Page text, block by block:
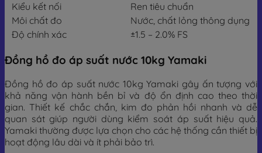
Kiểu kết nối
Ren tiêu chuẩn
Môi chất đo
Nước, chất lỏng thông dụng
Độ chính xác
±1.5 – 2.0% FS
Đồng hồ đo áp suất nước 10kg Yamaki
Đồng hồ đo áp suất nước 10kg Yamaki gây ấn tượng với
khả năng vận hành bền bỉ và độ ổn định cao theo thời
gian. Thiết kế chắc chắn, kim đo phản hồi nhanh và dễ
quan sát giúp người dùng kiểm soát áp suất hiệu quả.
Yamaki thường được lựa chọn cho các hệ thống cần thiết bị
hoạt động lâu dài và ít phải bảo trì.